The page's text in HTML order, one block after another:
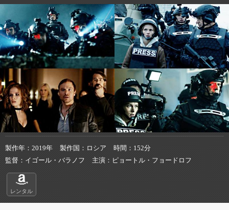
製作年 2019年 製作国 ロシア 時間
152分
監督
イゴール・バラノフ 主演 ピョートル・フョードロフ
レンタル